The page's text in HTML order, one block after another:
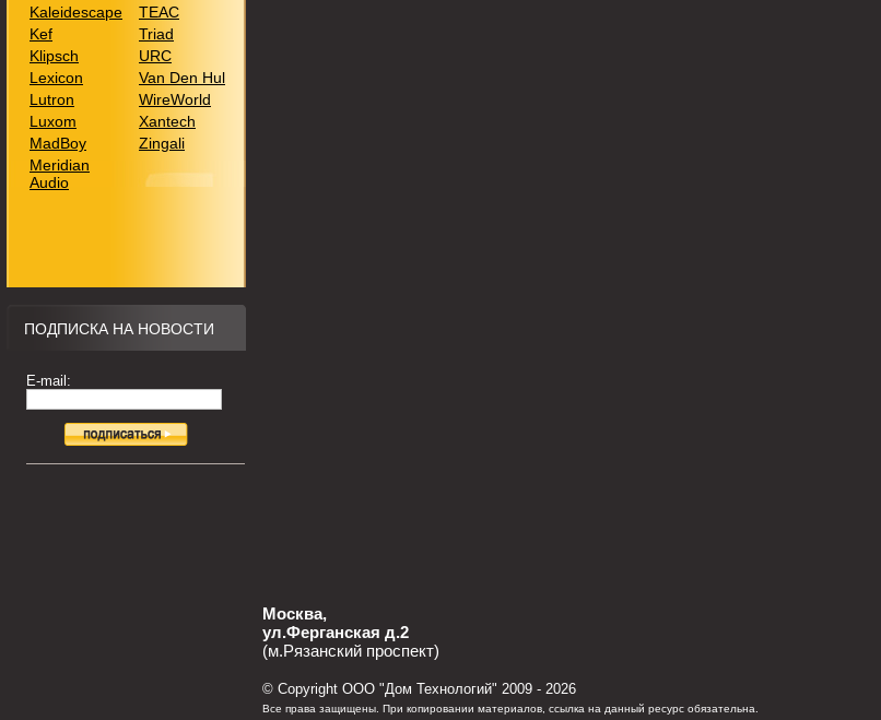
Kaleidescape
Kef
Klipsch
Lexicon
Lutron
Luxom
MadBoy
Meridian
Audio
TEAC
Triad
URC
Van Den Hul
WireWorld
Xantech
Zingali
ПОДПИСКА НА НОВОСТИ
E-mail:
Москва,
ул.Ферганская д.2
(м.Рязанский проспект)
© Сopyright ООО "Дом Технологий" 2009 - 2026
Все права защищены. При копировании материалов, ссылка на данный ресурс обязательна.